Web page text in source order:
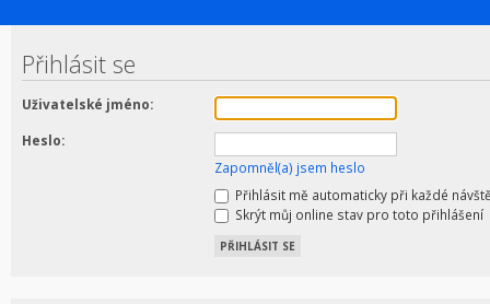
Přihlásit se
Uživatelské jméno:
Heslo:
Zapomněl(a) jsem heslo
Přihlásit mě automaticky při každé
Skrýt můj online stav pro toto přihlášení